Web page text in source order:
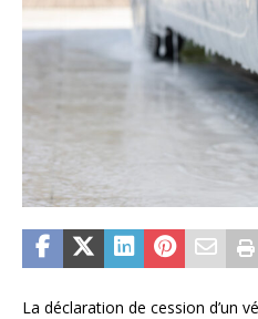
La déclaration de cession d’un